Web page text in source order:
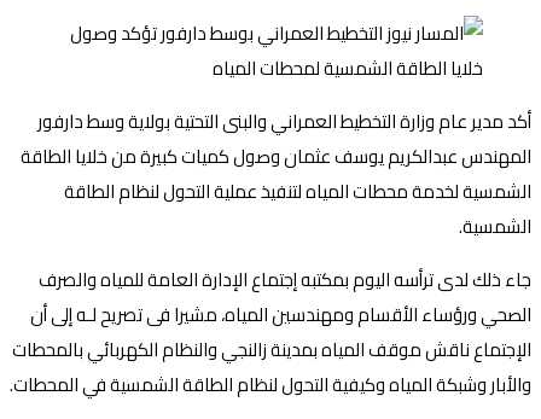
أكد مدير عام وزارة التخطيط العمراني والبنى التحتية بولاية وسط دارفور
المهندس عبدالكريم يوسف عثمان وصول كميات كبيرة من خلايا الطاقة
الشمسية لخدمة محطات المياه لتنفيذ عملية التحول لنظام الطاقة
الشمسية.
جاء ذلك لدى ترأسه اليوم بمكتبه إجتماع الإدارة العامة للمياه والصرف
الصحي ورؤساء الأقسام ومهندسين المياه، مشيرا فى تصريح لـه إلى أن
الإجتماع ناقش موقف المياه بمدينة زالنجي والنظام الكهربائي بالمحطات
والأبار وشبكة المياه وكيفية التحول لنظام الطاقة الشمسية في المحطات.